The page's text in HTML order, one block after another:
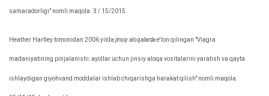
samaradorligi" nomli maqola. 3 / 15/2015.
Heather Hartley tomonidan 2006 yilda jinsiy aloqalardae'lon qilingan "Viagra
madaniyatining pinjalanishi: ayollar uchun jinsiy aloqa vositalarini yaratish va qayta
ishlaydigan giyohvand moddalar ishlab chiqarishga harakat qilish" nomli maqola.